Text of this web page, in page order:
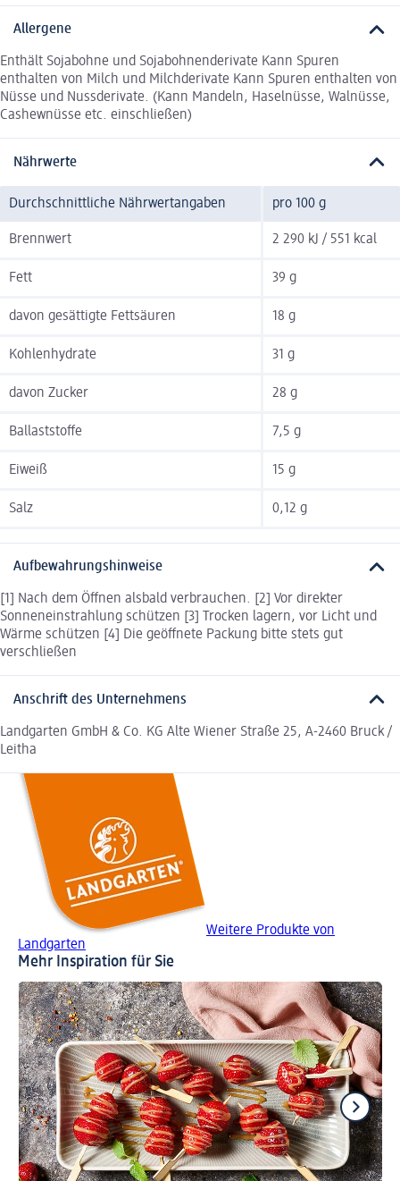
Allergene
Enthält Sojabohne und Sojabohnenderivate Kann Spuren
enthalten von Milch und Milchderivate Kann Spuren enthalten von
Nüsse und Nussderivate. (Kann Mandeln, Haselnüsse, Walnüsse,
Cashewnüsse etc. einschließen)
Nährwerte
Durchschnittliche Nährwertangaben pro 100 g
Brennwert 2 290 kJ / 551 kcal
Fett 39 g
davon gesättigte Fettsäuren 18 g
Kohlenhydrate 31 g
davon Zucker 28 g
Ballaststoffe 7,5 g
Eiweiß 15 g
Salz 0,12 g
Aufbewahrungshinweise
[1] Nach dem Öffnen alsbald verbrauchen. [2] Vor direkter
Sonneneinstrahlung schützen [3] Trocken lagern, vor Licht und
Wärme schützen [4] Die geöffnete Packung bitte stets gut
verschließen
Anschrift des Unternehmens
Landgarten GmbH & Co. KG Alte Wiener Straße 25, A-2460 Bruck /
Leitha
Weitere Produkte von
Landgarten
Mehr Inspiration für Sie